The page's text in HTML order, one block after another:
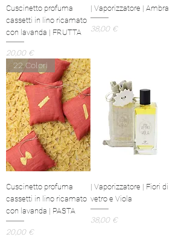
Cuscinetto profuma
cassetti in lino ricamato
con lavanda | FRUTTA
Prezzo
20,00 €
| Vaporizzatore | Ambra
Prezzo
38,00 €
22 Colori
Cuscinetto profuma
cassetti in lino ricamato
con lavanda | PASTA
Prezzo
20,00 €
| Vaporizzatore | Fiori di
vetro e Viola
Prezzo
38,00 €